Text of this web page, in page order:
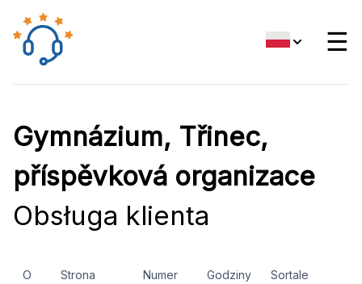
☰
Gymnázium, Třinec,
příspěvková organizace
Obsługa klienta
O
Strona
Numer
Godziny
Sortale